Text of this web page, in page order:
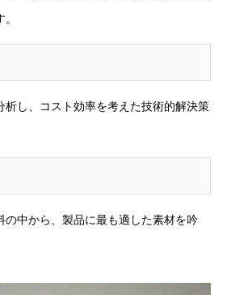
析し、コスト効率を考えた技術的解決策
の中から、製品に最も適した素材を吟